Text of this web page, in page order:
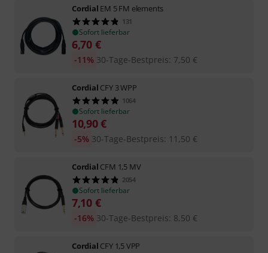
Cordial EM 5 FM elements
131
Sofort lieferbar
6,70 €
30-Tage-Bestpreis: 7,50 €
-11%
Cordial CFY 3 WPP
1064
Sofort lieferbar
10,90€
30-Tage-Bestpreis: 11,50 €
-5%
Cordial CFM 1,5 MV
2054
Sofort lieferbar
7,10 €
30-Tage-Bestpreis: 8,50 €
-16%
Cordial CFY 1,5 VPP